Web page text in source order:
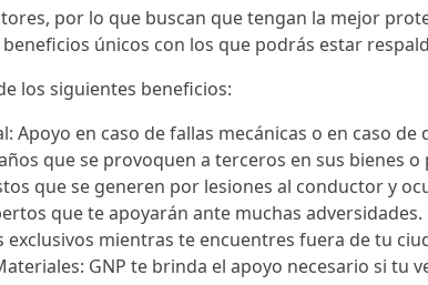
por lo que buscan que tengan la mejor
únicos con los que podrás estar
los siguientes beneficios:
Apoyo en caso de fallas mecánicas o en caso
que se provoquen a terceros en sus bienes o
que se generen por lesiones al conductor y
que te apoyarán ante muchas adversidades.
exclusivos mientras te encuentres fuera de tu
GNP te brinda el apoyo necesario si tu